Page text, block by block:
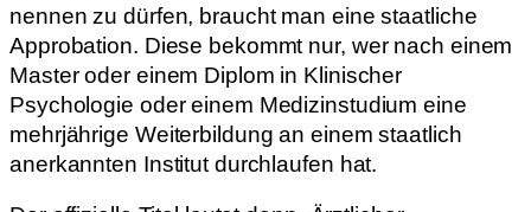
nennen zu dürfen, braucht man eine staatliche
Approbation. Diese bekommt nur, wer nach einem
Master oder einem Diplom in Klinischer
Psychologie oder einem Medizinstudium eine
mehrjährige Weiterbildung an einem staatlich
anerkannten Institut durchlaufen hat.